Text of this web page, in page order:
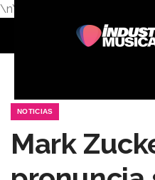
\n\n
NOTICIAS
Mark